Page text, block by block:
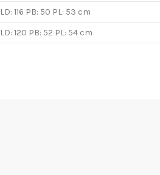
LD: 116 PB: 50 PL: 53 cm
LD: 120 PB: 52 PL: 54 cm